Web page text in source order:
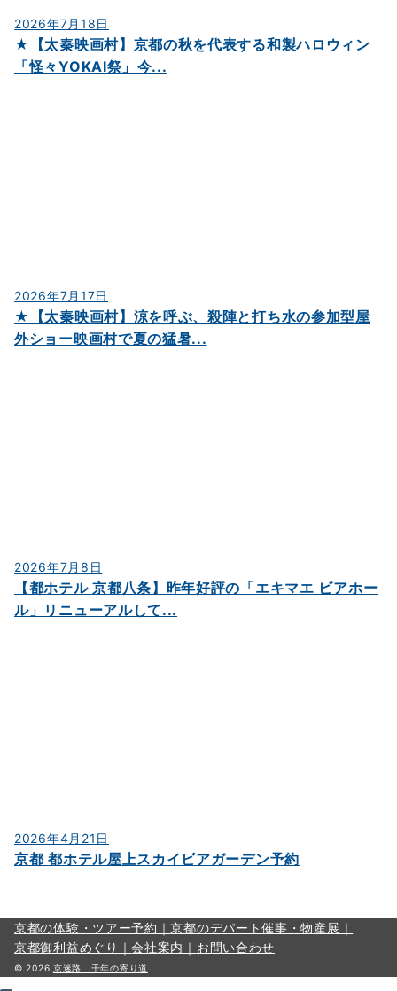
2026年7月18日
★【太秦映画村】京都の秋を代表する和製ハロウィン
「怪々YOKAI祭」 今...
2026年7月17日
★【太秦映画村】涼を呼ぶ、殺陣と打ち水の参加型屋
外ショー映画村で夏の猛暑...
2026年7月8日
【都ホテル 京都八条】昨年好評の「エキマエ ビアホー
ル」リニューアルして...
2026年4月21日
京都 都ホテル屋上スカイビアガーデン予約
京都の体験・ツアー予約｜京都のデパート催事・物産展｜
京都御利益めぐり｜会社案内｜ お問い合わせ
© 2026 京迷路 千年の寄り道